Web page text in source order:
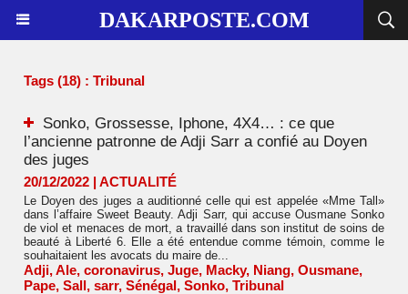
DAKARPOSTE.COM
Tags (18) : Tribunal
Sonko, Grossesse, Iphone, 4X4… : ce que
l’ancienne patronne de Adji Sarr a confié au Doyen
des juges
20/12/2022 | ACTUALITÉ
Le Doyen des juges a auditionné celle qui est appelée «Mme Tall»
dans l’affaire Sweet Beauty. Adji Sarr, qui accuse Ousmane Sonko
de viol et menaces de mort, a travaillé dans son institut de soins de
beauté à Liberté 6. Elle a été entendue comme témoin, comme le
souhaitaient les avocats du maire de...
Adji,Ale, coronavirus, Juge, Macky, Niang, Ousmane,
Pape, Sall, sarr, Sénégal, Sonko, Tribunal